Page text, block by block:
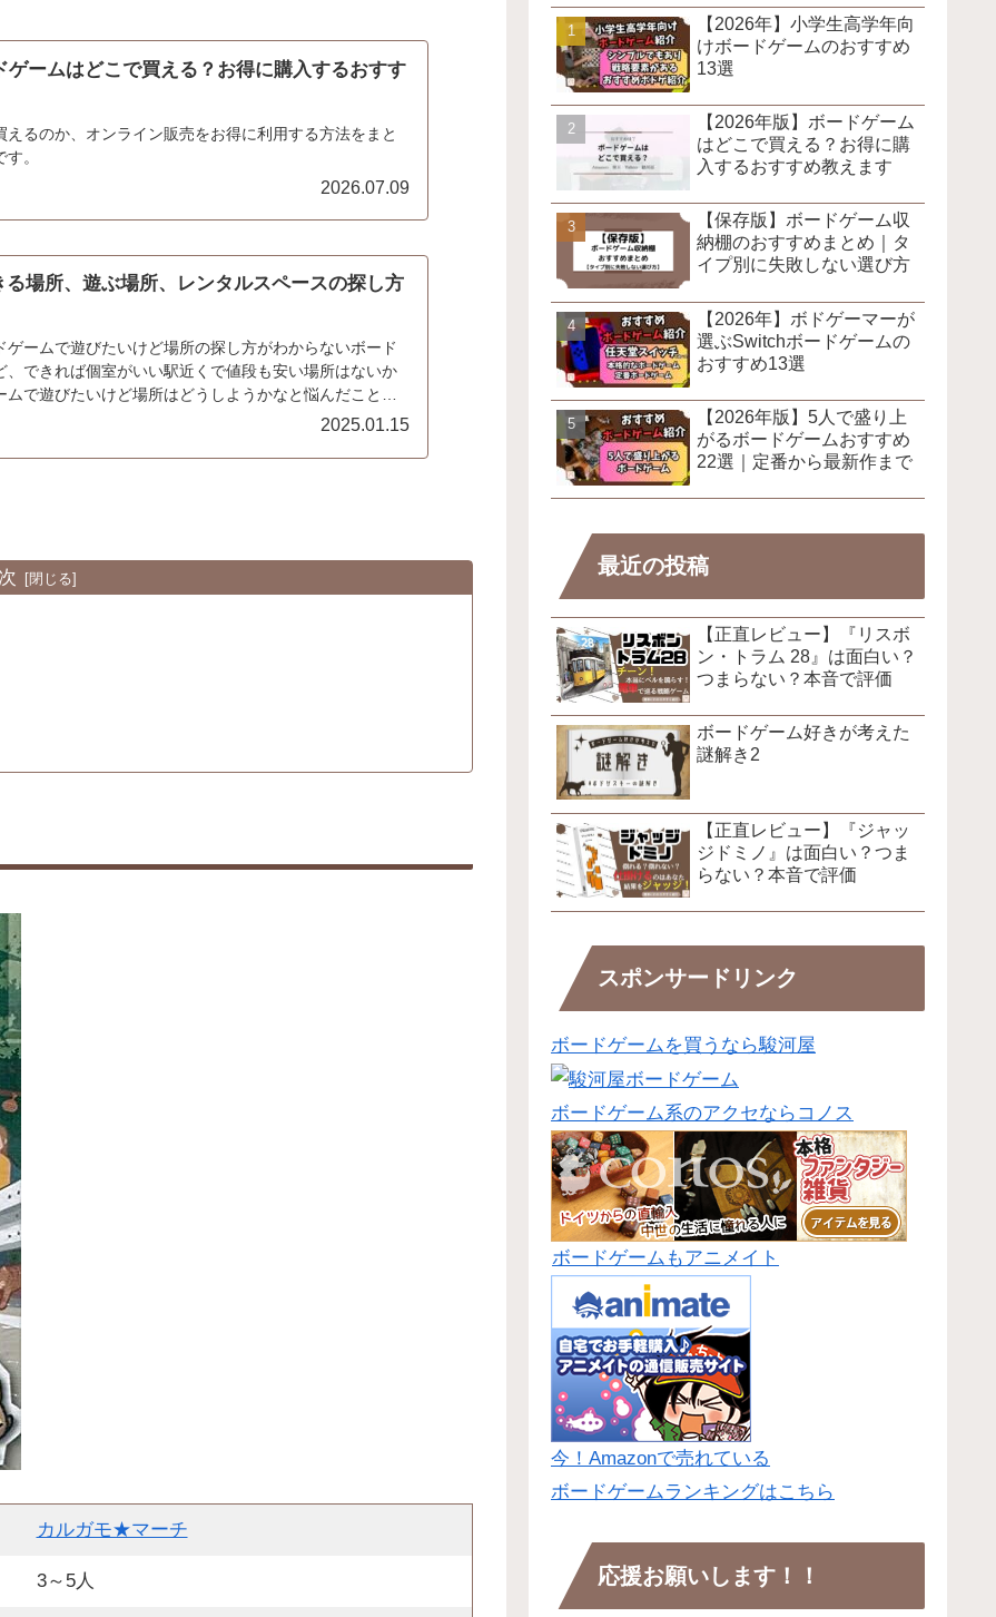
ゲームはどこで買える？お得に購入するおすす
えるのか、オンライン販売をお得に利用する方法をまと
。
2026.07.09
場所、遊ぶ場所、レンタルスペースの探し方
ゲームで遊びたいけど場所の探し方がわからないボード
、できれば個室がいい駅近くで値段も安い場所はないか
ムで遊びたいけど場所はどうしようかなと悩んだことは
2025.01.15
カルガモ★マーチ
3～5人
【2026年】小学生高学年向
けボードゲームのおすすめ
13選
【2026年版】ボードゲーム
はどこで買える？お得に購
入するおすすめ教えます
【保存版】ボードゲーム収
納棚のおすすめまとめ｜タ
イプ別に失敗しない選び方
【2026年】ボドゲーマーが
選ぶSwitchボードゲームの
おすすめ13選
【2026年版】5人で盛り上
がるボードゲームおすすめ
22選｜定番から最新作まで
最近の投稿
【正直レビュー】『リスボ
ン・トラム 28』は面白い？
つまらない？本音で評価
ボードゲーム好きが考えた
謎解き2
【正直レビュー】『ジャッ
ジドミノ』は面白い？つま
らない？本音で評価
スポンサードリンク
ボードゲームを買うなら駿河屋
ボードゲーム系のアクセならコノス
ボードゲームもアニメイト
今！Amazonで売れている
ボードゲームランキングはこちら
応援お願いします！！